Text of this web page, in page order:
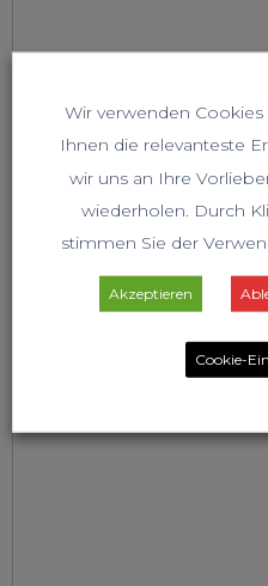
Wir verwenden
Ihnen die relevanteste
wir uns an Ihre
wiederholen. Durch
stimmen Sie der
Akzeptieren
Cookie-